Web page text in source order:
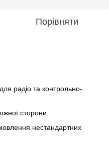
Порівняти
радіо та контрольно-
сторони.
нестандартних